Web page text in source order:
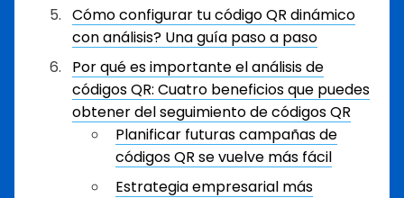
Cómo configurar tu código QR dinámico
con análisis? Una guía paso a paso
Por qué es importante el análisis de
códigos QR: Cuatro beneficios que puedes
obtener del seguimiento de códigos QR
Planificar futuras campañas de
códigos QR se vuelve más fácil
Estrategia empresarial más